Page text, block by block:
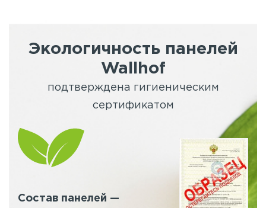
Экологичность панелей
Wallhof
подтверждена гигиеническим
сертификатом
Состав панелей —